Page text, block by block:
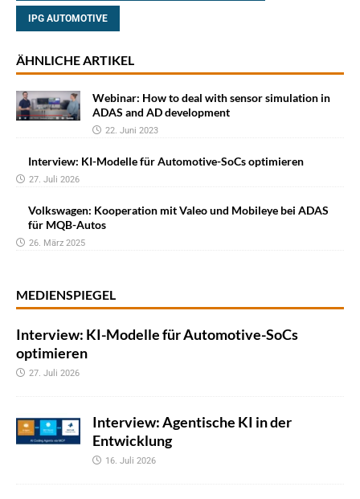
IPG AUTOMOTIVE
ÄHNLICHE ARTIKEL
Webinar: How to deal with sensor simulation in
ADAS and AD development
22. Juni 2023
Interview: KI-Modelle für Automotive-SoCs optimieren
27. Juli 2026
Volkswagen: Kooperation mit Valeo und Mobileye bei ADAS
für MQB-Autos
26. März 2025
MEDIENSPIEGEL
Interview: KI-Modelle für Automotive-SoCs
optimieren
27. Juli 2026
Interview: Agentische KI in der
Entwicklung
16. Juli 2026